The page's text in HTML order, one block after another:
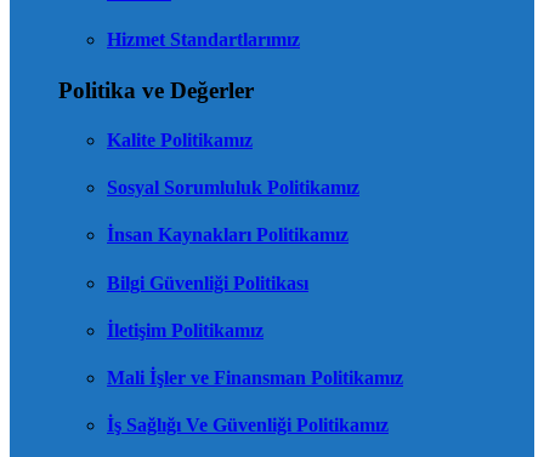
Hizmet Standartlarımız
Politika ve Değerler
Kalite Politikamız
Sosyal Sorumluluk Politikamız
İnsan Kaynakları Politikamız
Bilgi Güvenliği Politikası
İletişim Politikamız
Mali İşler ve Finansman Politikamız
İş Sağlığı Ve Güvenliği Politikamız